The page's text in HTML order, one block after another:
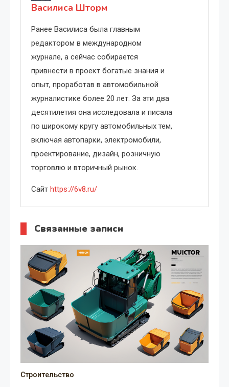
Василиса Шторм
Ранее Василиса была главным
редактором в международном
журнале, а сейчас собирается
привнести в проект богатые знания и
опыт, проработав в автомобильной
журналистике более 20 лет. За эти два
десятилетия она исследовала и писала
по широкому кругу автомобильных тем,
включая автопарки, электромобили,
проектирование, дизайн, розничную
торговлю и вторичный рынок.
Сайт https://6v8.ru/
Связанные записи
Строительство